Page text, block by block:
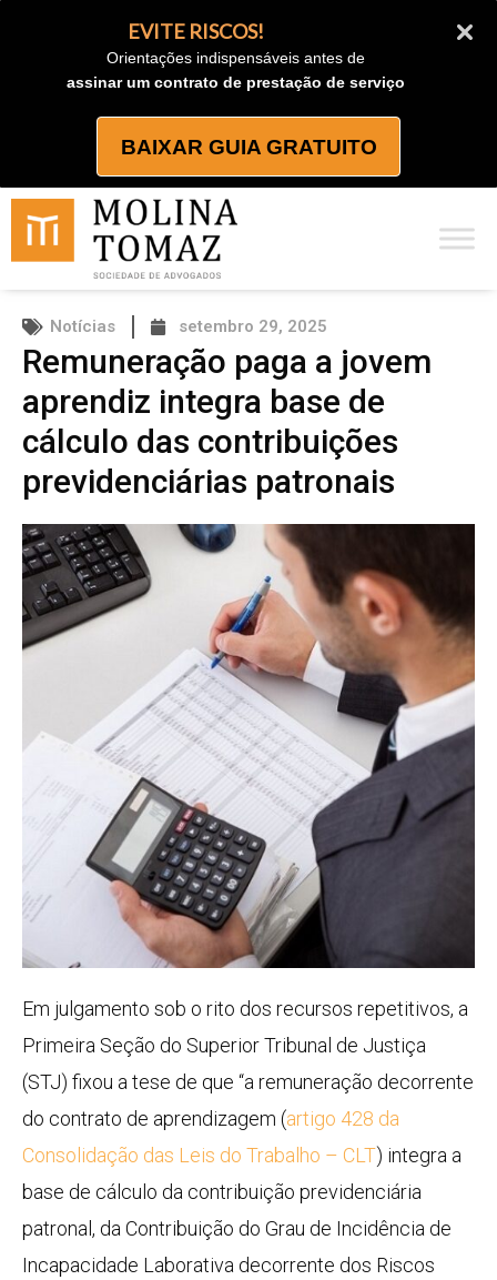
EVITE RISCOS!
Orientações indispensáveis antes de
assinar um contrato de prestação de serviço
BAIXAR GUIA GRATUITO
Notícias setembro 29, 2025
Remuneração paga a jovem
aprendiz integra base de
cálculo das contribuições
previdenciárias patronais
Em julgamento sob o rito dos recursos repetitivos, a
Primeira Seção do Superior Tribunal de Justiça
(STJ) fixou a tese de que “a remuneração decorrente
do contrato de aprendizagem (artigo 428 da
Consolidação das Leis do Trabalho – CLT) integra a
base de cálculo da contribuição previdenciária
patronal, da Contribuição do Grau de Incidência de
Incapacidade Laborativa decorrente dos Riscos